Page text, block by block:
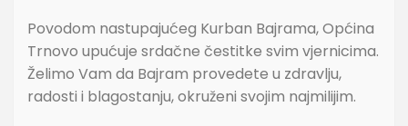
Povodom nastupajućeg Kurban Bajrama, Općina
Trnovo upućuje srdačne čestitke svim vjernicima.
Želimo Vam da Bajram provedete u zdravlju,
radosti i blagostanju, okruženi svojim najmilijim.